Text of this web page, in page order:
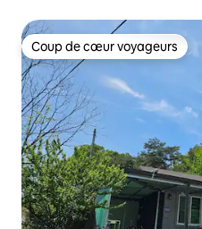
Coup de cœur voyageurs
Coup de cœur voyageurs